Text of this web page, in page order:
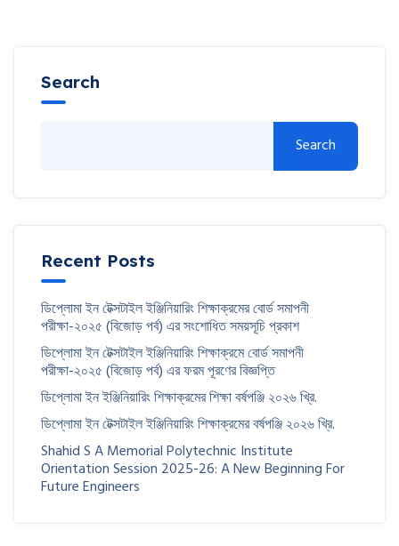
Search
Search
Recent Posts
ডিপ্লোমা ইন টেক্সটাইল ইঞ্জিনিয়ারিং শিক্ষাক্রমের বোর্ড সমাপনী
পরীক্ষা-২০২৫ (বিজোড় পর্ব) এর সংশোধিত সময়সূচি প্রকাশ
ডিপ্লোমা ইন টেক্সটাইল ইঞ্জিনিয়ারিং শিক্ষাক্রমে বোর্ড সমাপনী
পরীক্ষা-২০২৫ (বিজোড় পর্ব) এর ফরম পূরণের বিজ্ঞপ্তি
ডিপ্লোমা ইন ইঞ্জিনিয়ারিং শিক্ষাক্রমের শিক্ষা বর্ষপঞ্জি ২০২৬ খ্রি.
ডিপ্লোমা ইন টেক্সটাইল ইঞ্জিনিয়ারিং শিক্ষাক্রমের বর্ষপঞ্জি ২০২৬ খ্রি.
Shahid S A Memorial Polytechnic Institute
Orientation Session 2025-26: A New Beginning For
Future Engineers